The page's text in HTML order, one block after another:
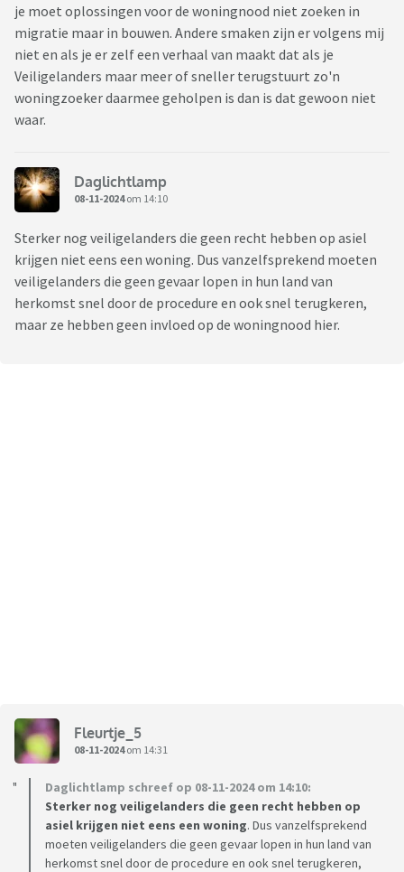
je moet oplossingen voor de woningnood niet zoeken in
migratie maar in bouwen. Andere smaken zijn er volgens mij
niet en als je er zelf een verhaal van maakt dat als je
Veiligelanders maar meer of sneller terugstuurt zo'n
woningzoeker daarmee geholpen is dan is dat gewoon niet
waar.
Daglichtlamp
08-11-2024om 14:10
Sterker nog veiligelanders die geen recht hebben op asiel
krijgen niet eens een woning. Dus vanzelfsprekend moeten
veiligelanders die geen gevaar lopen in hun land van
herkomst snel door de procedure en ook snel terugkeren,
maar ze hebben geen invloed op de woningnood hier.
Fleurtje_5
08-11-2024om 14:31
Daglichtlamp schreef op 08-11-2024 om 14:10:
Sterker nog veiligelanders die geen recht hebben op
asiel krijgen niet eens een woning. Dus vanzelfsprekend
moeten veiligelanders die geen gevaar lopen in hun land van
herkomst snel door de procedure en ook snel terugkeren,